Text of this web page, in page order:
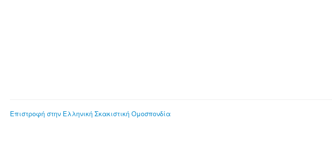
Επιστροφή στην Ελληνική Σκακιστική Ομοσπονδία